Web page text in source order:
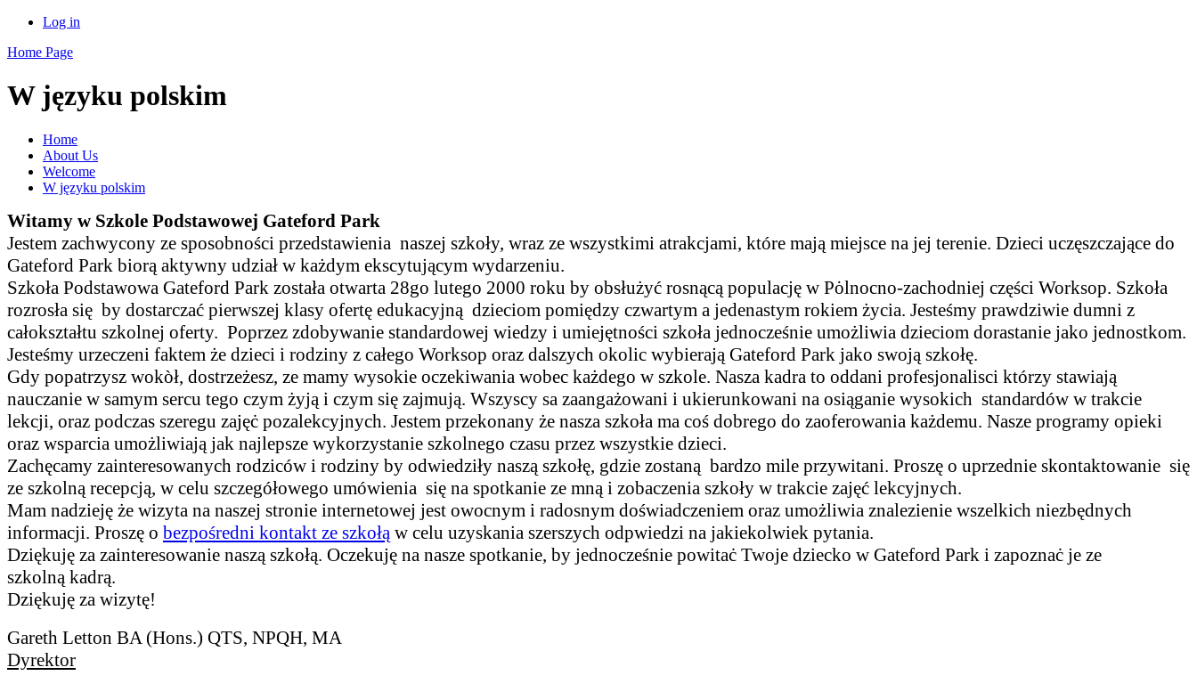
Log in
Home Page
W języku polskim
Home
About Us
Welcome
W języku polskim
Witamy w Szkole Podstawowej Gateford Park
Jestem zachwycony ze sposobności przedstawienia naszej szkoły, wraz ze wszystkimi atrakcjami, które mają miejsce na jej terenie. Dzieci uczęszczające do
Gateford Park biorą aktywny udział w każdym ekscytującym wydarzeniu.
Szkoła Podstawowa Gateford Park została otwarta 28go lutego 2000 roku by obsłużyć rosnącą populację w Pȯlnocno-zachodniej części Worksop. Szkoła
rozrosła się by dostarczać pierwszej klasy ofertę edukacyjną dzieciom pomiędzy czwartym a jedenastym rokiem życia. Jesteśmy prawdziwie dumni z
całokształtu szkolnej oferty. Poprzez zdobywanie standardowej wiedzy i umiejętności szkoła jednocześnie umożliwia dzieciom dorastanie jako jednostkom.
Jesteśmy urzeczeni faktem że dzieci i rodziny z całego Worksop oraz dalszych okolic wybierają Gateford Park jako swoją szkołę.
Gdy popatrzysz wokòł, dostrzeżesz, ze mamy wysokie oczekiwania wobec każdego w szkole. Nasza kadra to oddani profesjonalisci którzy stawiają
nauczanie w samym sercu tego czym żyją i czym się zajmują. Wszyscy sa zaangażowani i ukierunkowani na osiąganie wysokich standardów w trakcie
lekcji, oraz podczas szeregu zajęċ pozalekcyjnych. Jestem przekonany że nasza szkoła ma coś dobrego do zaoferowania każdemu. Nasze programy opieki
oraz wsparcia umożliwiają jak najlepsze wykorzystanie szkolnego czasu przez wszystkie dzieci.
Zachęcamy zainteresowanych rodziców i rodziny by odwiedziły naszą szkołę, gdzie zostaną bardzo mile przywitani. Proszę o uprzednie skontaktowanie się
ze szkolną recepcją, w celu szczegółowego umówienia się na spotkanie ze mną i zobaczenia szkoły w trakcie zajęć lekcyjnych.
Mam nadzieję że wizyta na naszej stronie internetowej jest owocnym i radosnym doświadczeniem oraz umożliwia znalezienie wszelkich niezbędnych
informacji. Proszę o bezpośredni kontakt ze szkołą w celu uzyskania szerszych odpwiedzi na jakiekolwiek pytania.
Dziękuję za zainteresowanie naszą szkołą. Oczekuję na nasze spotkanie, by jednocześnie powitaċ Twoje dziecko w Gateford Park i zapoznaċ je ze
szkolną kadrą.
Dziękuję za wizytę!
Gareth Letton BA (Hons.) QTS, NPQH, MA
Dyrektor